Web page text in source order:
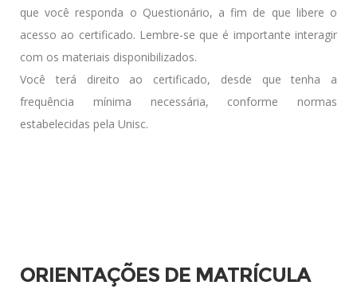
que você responda o Questionário, a fim de que libere o
acesso ao certificado. Lembre-se que é importante interagir
com os materiais disponibilizados.
Você terá direito ao certificado, desde que tenha a
frequência mínima necessária, conforme normas
estabelecidas pela Unisc.
ORIENTAÇÕES DE MATRÍCULA